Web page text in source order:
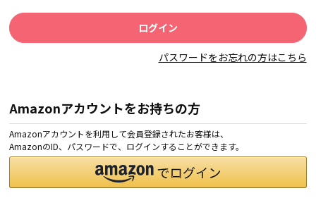
パスワードをお忘れの方はこちら
Amazonアカウントをお持ちの方
Amazonアカウントを利用して会員登録されたお客様は、
AmazonのID、パスワードで、ログインすることができます。